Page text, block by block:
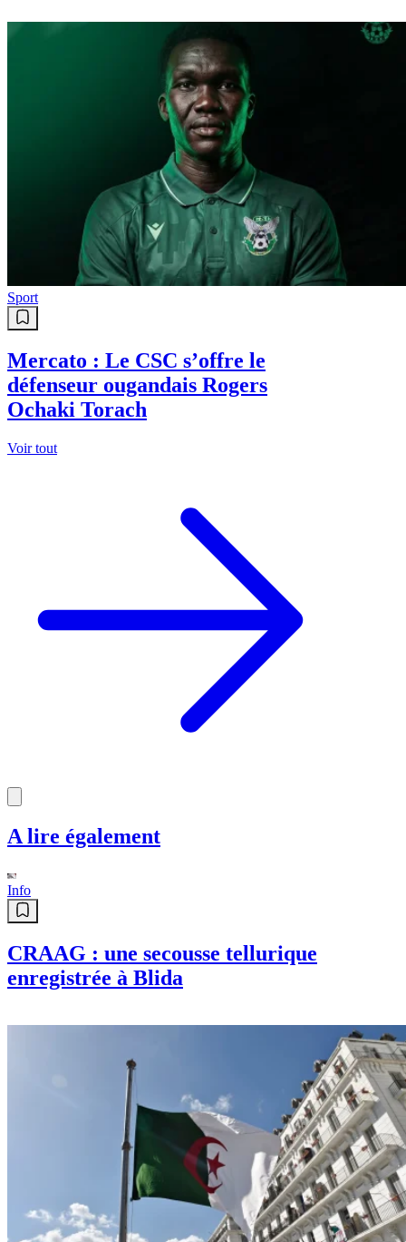
Sport
Mercato : Le CSC s’offre le
défenseur ougandais Rogers
Ochaki Torach
Voir tout
A lire également
CRAAG : une secousse tellurique
enregistrée à Blida